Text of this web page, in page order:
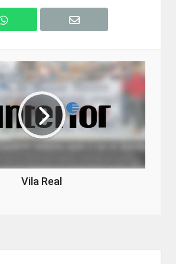
Vila Real